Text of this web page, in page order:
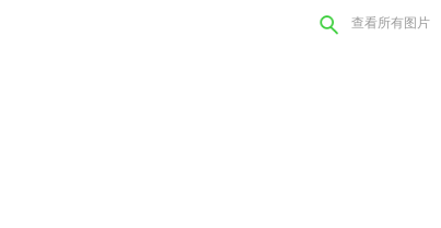
查看所有图片